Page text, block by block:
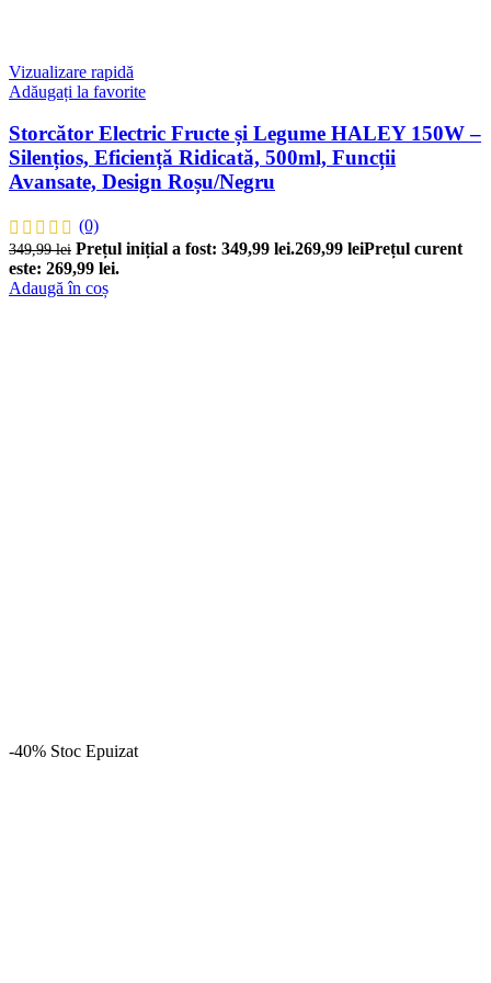
Vizualizare rapidă
Adăugați la favorite
Storcător Electric Fructe și Legume HALEY 150W –
Silențios, Eficiență Ridicată, 500ml, Funcții
Avansate, Design Roșu/Negru
(0)
349,99lei Prețul inițial a fost: 349,99 lei.269,99 leiPrețul curent
este: 269,99 lei.
Adaugă în coș
-40% Stoc Epuizat